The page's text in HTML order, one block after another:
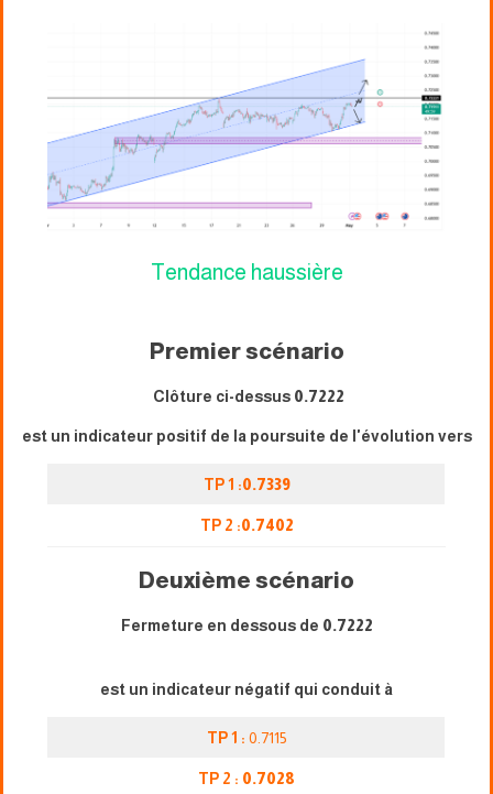
Tendance haussière
Premier scénario
Clôture ci-dessus 0.7222
est un indicateur positif de la poursuite de l'évolution vers
TP 1 :0.7339
TP 2 :0.7402
Deuxième scénario
Fermeture en dessous de 0.7222
est un indicateur négatif qui conduit à
TP 1 : 0.7115
TP 2 : 0.7028